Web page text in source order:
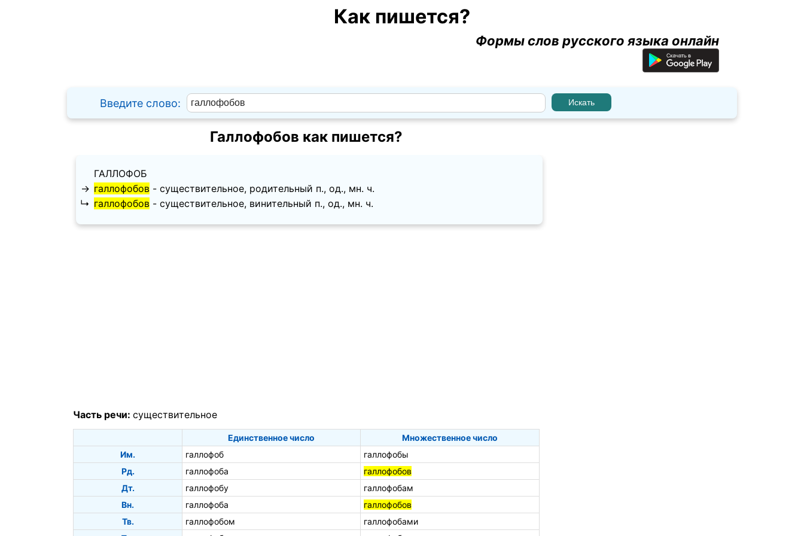
Как пишется?
Формы слов русского языка онлайн
Введите слово:
Галлофобов как пишется?
ГАЛЛОФОБ
→ галлофобов - существительное, родительный п., од., мн. ч.
↳ галлофобов - существительное, винительный п., од., мн. ч.
Часть речи: существительное
Единственное число
Множественное число
Им.
галлофоб
галлофобы
Рд.
галлофоба
галлофобов
Дт.
галлофобу
галлофобам
Вн.
галлофоба
галлофобов
Тв.
галлофобом
галлофобами